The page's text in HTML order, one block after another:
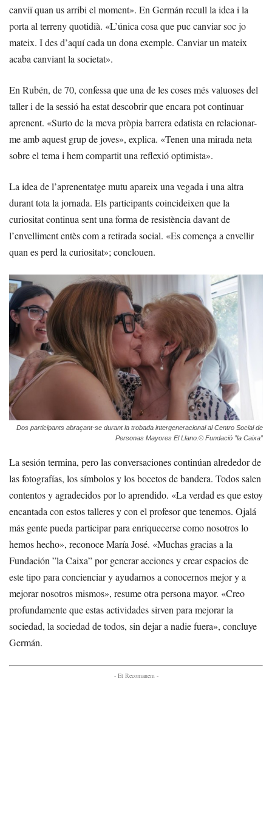
canviï quan us arribi el moment». En Germán recull la idea i la
porta al terreny quotidià. «L’única cosa que puc canviar soc jo
mateix. I des d’aquí cada un dona exemple. Canviar un mateix
acaba canviant la societat».
En Rubén, de 70, confessa que una de les coses més valuoses del
taller i de la sessió ha estat descobrir que encara pot continuar
aprenent. «Surto de la meva pròpia barrera edatista en relacionar-
me amb aquest grup de joves», explica. «Tenen una mirada neta
sobre el tema i hem compartit una reflexió optimista».
La idea de l’aprenentatge mutu apareix una vegada i una altra
durant tota la jornada. Els participants coincideixen que la
curiositat continua sent una forma de resistència davant de
l’envelliment entès com a retirada social. «Es comença a envellir
quan es perd la curiositat»; conclouen.
Dos participants abraçant-se durant la trobada intergeneracional al Centro Social de
Personas Mayores El Llano. © Fundació ”la Caixa”
La sesión termina, pero las conversaciones continúan alrededor de
las fotografías, los símbolos y los bocetos de bandera. Todos salen
contentos y agradecidos por lo aprendido. «La verdad es que estoy
encantada con estos talleres y con el profesor que tenemos. Ojalá
más gente pueda participar para enriquecerse como nosotros lo
hemos hecho», reconoce María José. «Muchas gracias a la
Fundación ”la Caixa” por generar acciones y crear espacios de
este tipo para concienciar y ayudarnos a conocernos mejor y a
mejorar nosotros mismos», resume otra persona mayor. «Creo
profundamente que estas actividades sirven para mejorar la
sociedad, la sociedad de todos, sin dejar a nadie fuera», concluye
Germán.
- Et Recomanem -